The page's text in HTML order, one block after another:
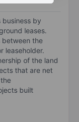
business by
leases.
between the
leaseholder.
of the land
that are net
built